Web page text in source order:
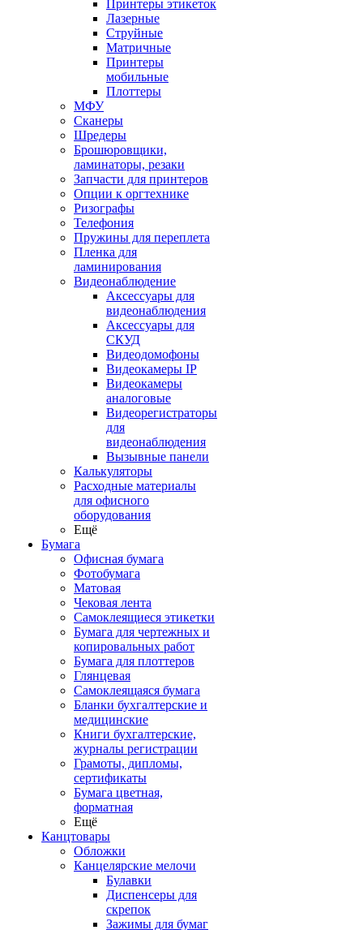
Принтеры этикеток
Лазерные
Струйные
Матричные
Принтеры
мобильные
Плоттеры
МФУ
Сканеры
Шредеры
Брошюровщики,
ламинаторы, резаки
Запчасти для принтеров
Опции к оргтехнике
Ризографы
Телефония
Пружины для переплета
Пленка для
ламинирования
Видеонаблюдение
Аксессуары для
видеонаблюдения
Аксессуары для
СКУД
Видеодомофоны
Видеокамеры IP
Видеокамеры
аналоговые
Видеорегистраторы
для
видеонаблюдения
Вызывные панели
Калькуляторы
Расходные материалы
для офисного
оборудования
Ещё
Бумага
Офисная бумага
Фотобумага
Матовая
Чековая лента
Самоклеящиеся этикетки
Бумага для чертежных и
копировальных работ
Бумага для плоттеров
Глянцевая
Самоклеящаяся бумага
Бланки бухгалтерские и
медицинские
Книги бухгалтерские,
журналы регистрации
Грамоты, дипломы,
сертификаты
Бумага цветная,
форматная
Ещё
Канцтовары
Обложки
Канцелярские мелочи
Булавки
Диспенсеры для
скрепок
Зажимы для бумаг